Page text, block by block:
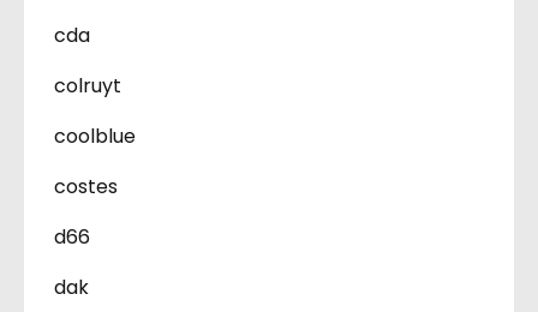
cda
colruyt
coolblue
costes
d66
dak